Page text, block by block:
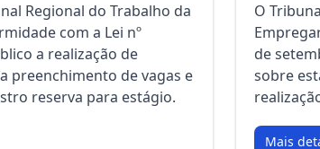
Regional do Trabalho da
com a Lei nº
a realização de
preenchimento de vagas e
reserva para estágio.
O
de
sobre
Mais